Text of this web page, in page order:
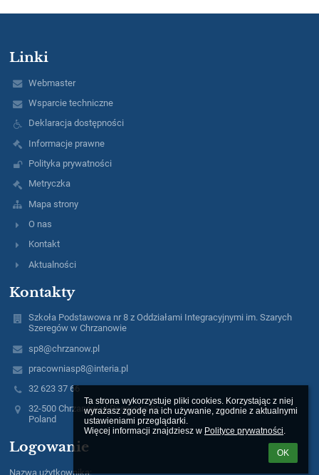
Ta strona wykorzystuje pliki cookies. Korzystając z niej
wyrażasz zgodę na ich używanie, zgodnie z aktualnymi
ustawieniami przeglądarki.
Więcej informacji znajdziesz w Polityce prywatności.
OK
Linki
Webmaster
Wsparcie techniczne
Deklaracja dostępności
Informacje prawne
Polityka prywatności
Metryczka
Mapa strony
O nas
Kontakt
Aktualności
Kontakty
Szkoła Podstawowa nr 8 z Oddziałami Integracyjnymi im. Szarych
Szeregów w Chrzanowie
sp8@chrzanow.pl
pracowniasp8@interia.pl
32 623 37 66
32-500 Chrzanów ul.Pogorska 8c
Poland
Logowanie
Nazwa użytkownika: